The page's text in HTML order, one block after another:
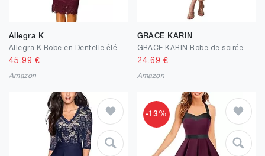
Allegra K
45.99 €
Amazon
GRACE KARIN
24.69 €
Amazon
-13%